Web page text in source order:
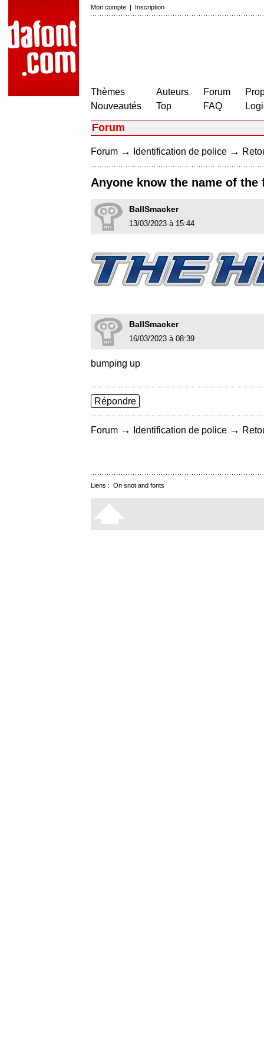
Mon compte | Inscription
Thèmes
Nouveautés
Auteurs
Top
Forum
FAQ
Forum
Forum → Identification de police →
Anyone know the name of the
BallSmacker
13/03/2023 à 15:44
BallSmacker
16/03/2023 à 08:39
bumping up
Répondre
Forum → Identification de police →
Liens : On snot and fonts